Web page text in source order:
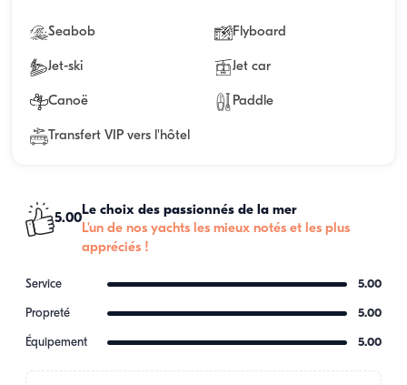
Seabob Flyboard
Jet-ski Jet car
Canoë Paddle
Transfert VIP vers l'hôtel
5.00
Le choix des passionnés de la mer
L'un de nos yachts les mieux notés et les plus
appréciés !
Service 5.00
Propreté 5.00
Équipement 5.00